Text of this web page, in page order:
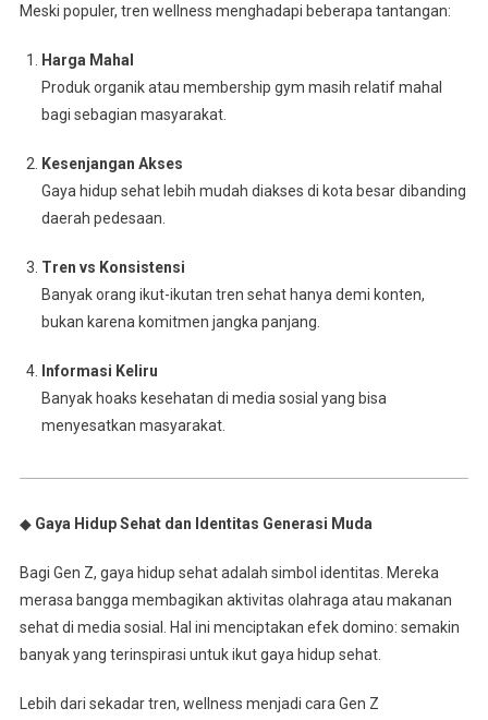
Meski populer, tren wellness menghadapi beberapa tantangan:
Harga Mahal
Produk organik atau membership gym masih relatif mahal
bagi sebagian masyarakat.
Kesenjangan Akses
Gaya hidup sehat lebih mudah diakses di kota besar dibanding
daerah pedesaan.
Tren vs Konsistensi
Banyak orang ikut-ikutan tren sehat hanya demi konten,
bukan karena komitmen jangka panjang.
Informasi Keliru
Banyak hoaks kesehatan di media sosial yang bisa
menyesatkan masyarakat.
◆ Gaya Hidup Sehat dan Identitas Generasi Muda
Bagi Gen Z, gaya hidup sehat adalah simbol identitas. Mereka
merasa bangga membagikan aktivitas olahraga atau makanan
sehat di media sosial. Hal ini menciptakan efek domino: semakin
banyak yang terinspirasi untuk ikut gaya hidup sehat.
Lebih dari sekadar tren, wellness menjadi cara Gen Z